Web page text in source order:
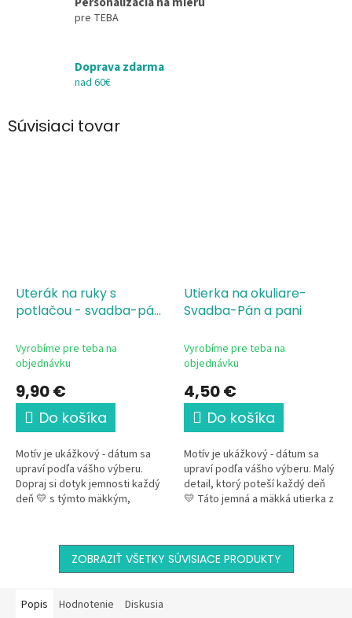
pre TEBA
Doprava zdarma
nad 60€
Súvisiaci tovar
Uterák na ruky s
potlačou - svadba-pán
Vyrobíme pre teba na
objednávku
9,90 €
Do košíka
Motív je ukážkový - dátum sa
upraví podľa vášho výberu.
Dopraj si dotyk jemnosti každý
deň 💛 s týmto mäkkým,
motívom,...
Utierka na okuliare-
Svadba-Pán a pani
Vyrobíme pre teba na
objednávku
4,50 €
Do košíka
Motív je ukážkový - dátum sa
upraví podľa vášho výberu. Malý
detail, ktorý poteší každý deň
💛 Táto jemná a mäkká utierka z
ZOBRAZIŤ VŠETKY SÚVISIACE PRODUKTY
Popis Hodnotenie Diskusia